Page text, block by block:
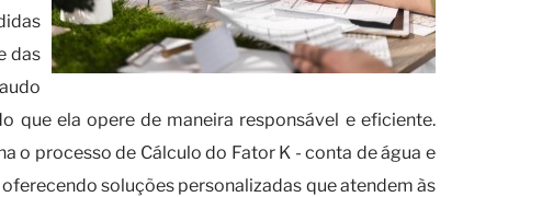
das
que ela opere de maneira responsável e eficiente.
o processo de Cálculo do Fator K - conta de água e
soluções personalizadas que atendem às